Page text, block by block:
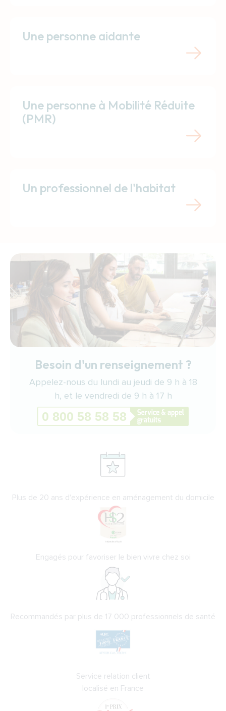
Une personne aidante
Une personne à Mobilité Réduite
(PMR)
Un professionnel de l'habitat
Besoin d'un renseignement ?
Appelez-nous du lundi au jeudi de 9 h à 18
h, et le vendredi de 9 h à 17 h
Plus de 20 ans d'expérience en aménagement du domicile
Engagés pour favoriser le bien vivre chez soi
Recommandés par plus de 17 000 professionnels de santé
Service relation client
localisé en France